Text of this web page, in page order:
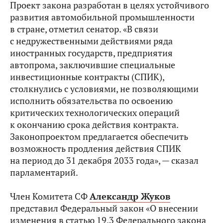
Проект закона разработан в целях устойчивого
развития автомобильной промышленности
в стране, отметил сенатор. «В связи
с недружественными действиями ряда
иностранных государств, предприятия
автопрома, заключившие специальные
инвестиционные контракты (СПИК),
столкнулись с условиями, не позволяющими
исполнить обязательства по освоению
критических технологических операций
к окончанию срока действия контракта.
Законопроектом предлагается обеспечить
возможность продления действия СПИК
на период до 31 декабря 2033 года», — сказал
парламентарий.
Член Комитета СФАлександр Жуков
представил Федеральный закон «О внесении
изменения в статью 19.3 Федерального закона